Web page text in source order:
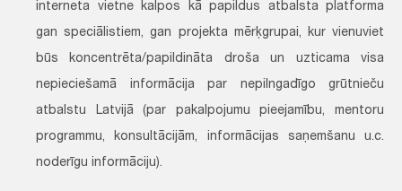
interneta vietne kalpos kā papildus atbalsta platforma
gan speciālistiem, gan projekta mērķgrupai, kur vienuviet
būs koncentrēta/papildināta droša un uzticama visa
nepieciešamā informācija par nepilngadīgo grūtnieču
atbalstu Latvijā (par pakalpojumu pieejamību, mentoru
programmu, konsultācijām, informācijas saņemšanu u.c.
noderīgu informāciju).